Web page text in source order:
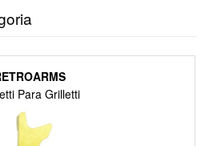
Para Grilletti